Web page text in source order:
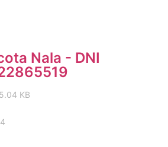
Nala - DNI
KB